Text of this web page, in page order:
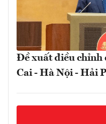
Đề xuất điều chỉnh
Cai - Hà Nội - Hải